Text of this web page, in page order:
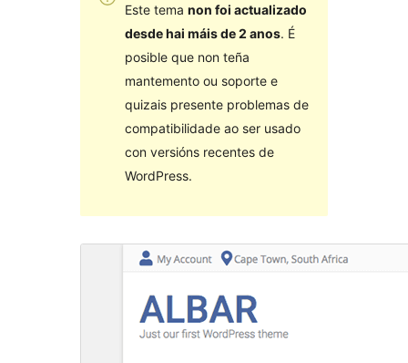
Este tema non foi actualizado
desde hai máis de 2 anos. É
posible que non teña
mantemento ou soporte e
quizais presente problemas de
compatibilidade ao ser usado
con versións recentes de
WordPress.